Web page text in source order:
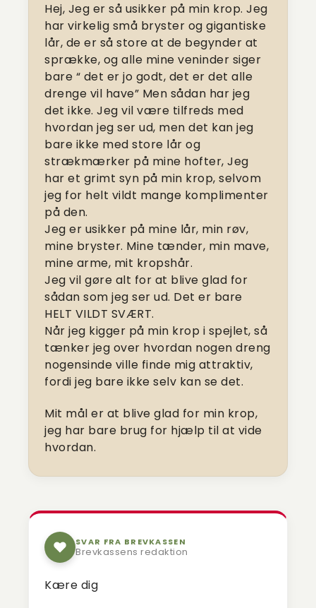
Hej, Jeg er så usikker på min krop. Jeg
har virkelig små bryster og gigantiske
lår, de er så store at de begynder at
sprække, og alle mine veninder siger
bare “ det er jo godt, det er det alle
drenge vil have” Men sådan har jeg
det ikke. Jeg vil være tilfreds med
hvordan jeg ser ud, men det kan jeg
bare ikke med store lår og
strækmærker på mine hofter, Jeg
har et grimt syn på min krop, selvom
jeg for helt vildt mange komplimenter
på den.
Jeg er usikker på mine lår, min røv,
mine bryster. Mine tænder, min mave,
mine arme, mit kropshår.
Jeg vil gøre alt for at blive glad for
sådan som jeg ser ud. Det er bare
HELT VILDT SVÆRT.
Når jeg kigger på min krop i spejlet, så
tænker jeg over hvordan nogen dreng
nogensinde ville finde mig attraktiv,
fordi jeg bare ikke selv kan se det.
Mit mål er at blive glad for min krop,
jeg har bare brug for hjælp til at vide
hvordan.
SVAR FRA BREVKASSEN
Brevkassens redaktion
Kære dig